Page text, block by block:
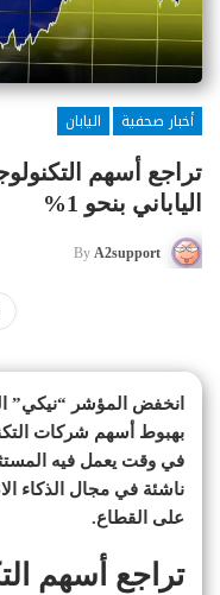
أخبار صحفية
اليابان
تراجع أسهم
الياباني بنحو 1%
By A2support
انخفض المؤشر “نيكي”
بهبوط أسهم شركات
في وقت يعمل فيه
ناشئة في مجال الذكاء
على القطاع.
تراجع أسهم